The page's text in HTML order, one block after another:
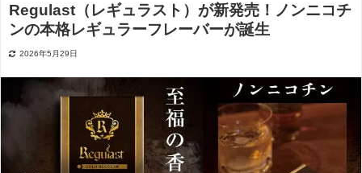
Regulast（レギュラスト）が新発売！ノンニコチ
ンの本格レギュラーフレーバーが誕生
2026年5月29日